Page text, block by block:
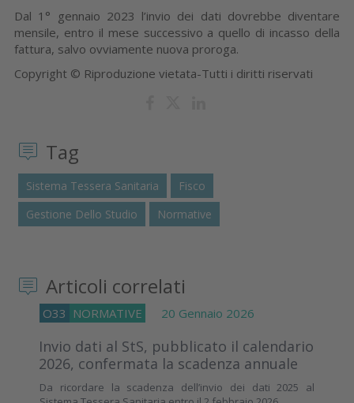
Dal 1° gennaio 2023 l’invio dei dati dovrebbe diventare
mensile, entro il mese successivo a quello di incasso della
fattura, salvo ovviamente nuova proroga.
Copyright © Riproduzione vietata-Tutti i diritti riservati
Tag
Sistema Tessera Sanitaria
Fisco
Gestione Dello Studio
Normative
Articoli correlati
O33 NORMATIVE 20 Gennaio 2026
Invio dati al StS, pubblicato il calendario
2026, confermata la scadenza annuale
Da ricordare la scadenza dell’invio dei dati 2025 al